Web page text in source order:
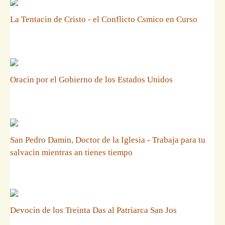
La Tentacin de Cristo - el Conflicto Csmico en Curso
Oracin por el Gobierno de los Estados Unidos
San Pedro Damin, Doctor de la Iglesia - Trabaja para tu
salvacin mientras an tienes tiempo
Devocin de los Treinta Das al Patriarca San Jos